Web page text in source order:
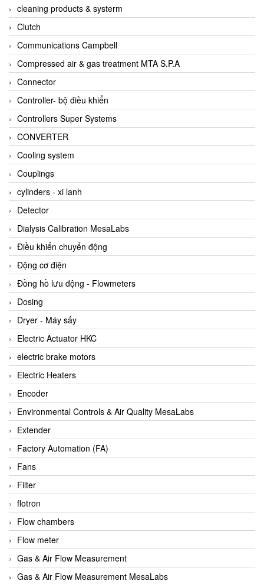
Akerstroms Viet Nam
AKO Armaturen & Separationstechnik
AKO Armaturen & Separationstechnik Vietnam
AKUSENSE
ALA OFFICINE SPA
Albrecht-Automatik Viet Nam
Allen Bradley Vietnam
Alpha Moisture Vietnam
Alpha-Achem Vietnam
Alphino
ALRE-IT Vietnam
Altech
Amarillo Gear
Ametek
AMPTRON Vietnam
AND Vietnam
ANDERSON-NEGELE
ANDILOG Technologies Vietnam
Anritsu
ANTEC S.A
Antico pumps
Anybus/ HMS
AOBEN
Apex Dynamics Vietnam
Apex Dynamics Vietnam
Apiste
APLISENS VietNam
Apollo Fire
Appleton
AQ Matic
Aqualabo Vietnam
Aquametro
cleaning products & systerm
Clutch
Communications Campbell
Compressed air & gas treatment MTA S.P.A
Connector
Controller- bộ điều khiển
Controllers Super Systems
CONVERTER
Cooling system
Couplings
cylinders - xi lanh
Detector
Dialysis Calibration MesaLabs
Điều khiển chuyển động
Động cơ điện
Đồng hồ lưu động - Flowmeters
Dosing
Dryer - Máy sấy
Electric Actuator HKC
electric brake motors
Electric Heaters
Encoder
Environmental Controls & Air Quality MesaLabs
Extender
Factory Automation (FA)
Fans
Filter
flotron
Flow chambers
Flow meter
Gas & Air Flow Measurement
Gas & Air Flow Measurement MesaLabs